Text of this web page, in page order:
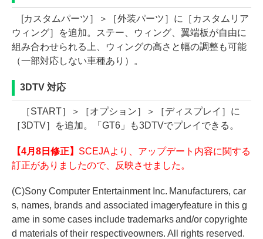
[カスタムパーツ］＞［外装パーツ］に［カスタムリア
ウィング］を追加。ステー、ウィング、翼端板が自由に
組み合わせられる上、ウィングの高さと幅の調整も可能
（一部対応しない車種あり）。
3DTV 対応
［START］＞［オプション］＞［ディスプレイ］に
［3DTV］を追加。「GT6」も3DTVでプレイできる。
【4月8日修正】 SCEJAより、アップデート内容に関する
訂正がありましたので、反映させました。
(C)Sony Computer Entertainment Inc. Manufacturers, car
s, names, brands and associated imageryfeature in this g
ame in some cases include trademarks and/or copyrighte
d materials of their respectiveowners. All rights reserved.